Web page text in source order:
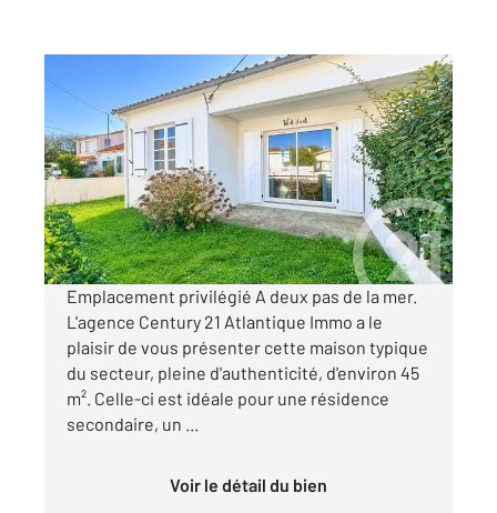
ST HILAIRE DE RIEZ 85
46,19 m 2, 3 pièces
Ref : 5788
Maison à vendre
229 550 €
Visiter le site dédié
Emplacement privilégié A deux pas de la mer.
L'agence Century 21 Atlantique Immo a le
plaisir de vous présenter cette maison typique
du secteur, pleine d'authenticité, d'environ 45
m². Celle-ci est idéale pour une résidence
secondaire, un ...
Voir le détail du bien